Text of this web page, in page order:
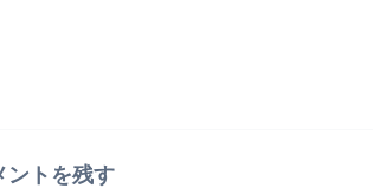
ントを残す